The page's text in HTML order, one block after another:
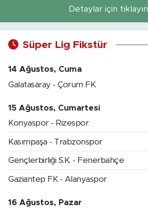
Detaylar için tıklayın
Süper Lig Fikstür
14 Ağustos, Cuma
Galatasaray - Çorum FK
15 Ağustos, Cumartesi
Konyaspor - Rizespor
Kasımpaşa - Trabzonspor
Gençlerbirliği S.K. - Fenerbahçe
Gaziantep FK - Alanyaspor
16 Ağustos, Pazar